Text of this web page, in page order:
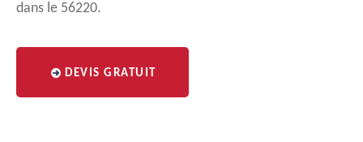
dans le 56220.
DEVIS GRATUIT